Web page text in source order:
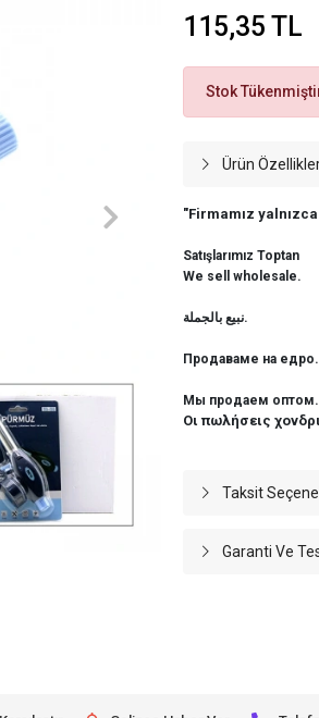
115,35 TL
Stok
Ürün
"Firmamız
Satışlarımız Toptan
We sell wholesale.
نبيع بالجملة.
Продаваме на едро.
Мы продаем оптом.
Οι πωλήσεις
Taksit
Garanti Ve